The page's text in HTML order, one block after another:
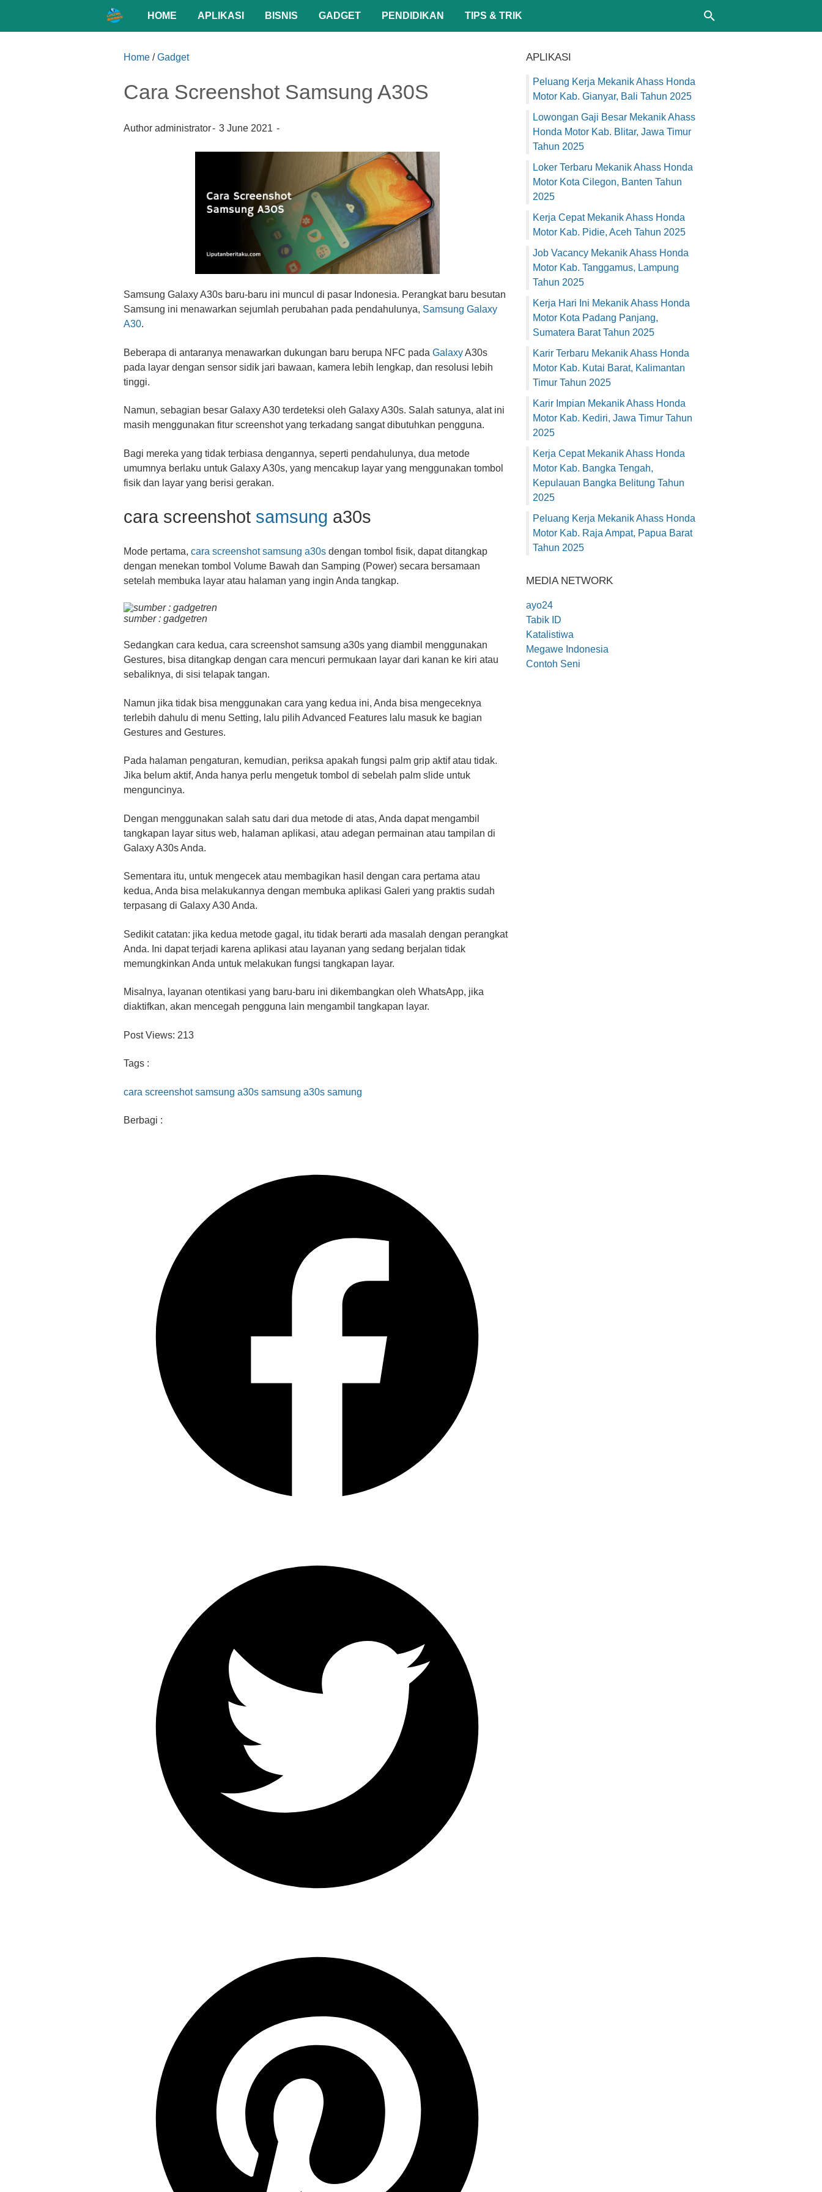
HOME APLIKASI BISNIS GADGET PENDIDIKAN TIPS & TRIK
Home /Gadget
Cara Screenshot Samsung A30S
Author administrator 3 June 2021
Samsung Galaxy A30s baru-baru ini muncul di pasar Indonesia. Perangkat baru besutan
Samsung ini menawarkan sejumlah perubahan pada pendahulunya, Samsung Galaxy
A30.
Beberapa di antaranya menawarkan dukungan baru berupa NFC pada GalaxyA30s
pada layar dengan sensor sidik jari bawaan, kamera lebih lengkap, dan resolusi lebih
tinggi.
Namun, sebagian besar Galaxy A30 terdeteksi oleh Galaxy A30s. Salah satunya, alat ini
masih menggunakan fitur screenshot yang terkadang sangat dibutuhkan pengguna.
Bagi mereka yang tidak terbiasa dengannya, seperti pendahulunya, dua metode
umumnya berlaku untuk Galaxy A30s, yang mencakup layar yang menggunakan tombol
fisik dan layar yang berisi gerakan.
cara screenshot samsung a30s
Mode pertama, cara screenshot samsung a30s dengan tombol fisik, dapat ditangkap
dengan menekan tombol Volume Bawah dan Samping (Power) secara bersamaan
setelah membuka layar atau halaman yang ingin Anda tangkap.
sumber : gadgetren
Sedangkan cara kedua, cara screenshot samsung a30s yang diambil menggunakan
Gestures, bisa ditangkap dengan cara mencuri permukaan layar dari kanan ke kiri atau
sebaliknya, di sisi telapak tangan.
Namun jika tidak bisa menggunakan cara yang kedua ini, Anda bisa mengeceknya
terlebih dahulu di menu Setting, lalu pilih Advanced Features lalu masuk ke bagian
Gestures and Gestures.
Pada halaman pengaturan, kemudian, periksa apakah fungsi palm grip aktif atau tidak.
Jika belum aktif, Anda hanya perlu mengetuk tombol di sebelah palm slide untuk
menguncinya.
Dengan menggunakan salah satu dari dua metode di atas, Anda dapat mengambil
tangkapan layar situs web, halaman aplikasi, atau adegan permainan atau tampilan di
Galaxy A30s Anda.
Sementara itu, untuk mengecek atau membagikan hasil dengan cara pertama atau
kedua, Anda bisa melakukannya dengan membuka aplikasi Galeri yang praktis sudah
terpasang di Galaxy A30 Anda.
Sedikit catatan: jika kedua metode gagal, itu tidak berarti ada masalah dengan perangkat
Anda. Ini dapat terjadi karena aplikasi atau layanan yang sedang berjalan tidak
memungkinkan Anda untuk melakukan fungsi tangkapan layar.
Misalnya, layanan otentikasi yang baru-baru ini dikembangkan oleh WhatsApp, jika
diaktifkan, akan mencegah pengguna lain mengambil tangkapan layar.
Post Views: 213
Tags :
cara screenshot samsung a30s samsung a30s samung
Berbagi :
APLIKASI
Peluang Kerja Mekanik Ahass Honda
Motor Kab. Gianyar, Bali Tahun 2025
Lowongan Gaji Besar Mekanik Ahass
Honda Motor Kab. Blitar, Jawa Timur
Tahun 2025
Loker Terbaru Mekanik Ahass Honda
Motor Kota Cilegon, Banten Tahun
2025
Kerja Cepat Mekanik Ahass Honda
Motor Kab. Pidie, Aceh Tahun 2025
Job Vacancy Mekanik Ahass Honda
Motor Kab. Tanggamus, Lampung
Tahun 2025
Kerja Hari Ini Mekanik Ahass Honda
Motor Kota Padang Panjang,
Sumatera Barat Tahun 2025
Karir Terbaru Mekanik Ahass Honda
Motor Kab. Kutai Barat, Kalimantan
Timur Tahun 2025
Karir Impian Mekanik Ahass Honda
Motor Kab. Kediri, Jawa Timur Tahun
2025
Kerja Cepat Mekanik Ahass Honda
Motor Kab. Bangka Tengah,
Kepulauan Bangka Belitung Tahun
2025
Peluang Kerja Mekanik Ahass Honda
Motor Kab. Raja Ampat, Papua Barat
Tahun 2025
MEDIA NETWORK
ayo24
Tabik ID
Katalistiwa
Megawe Indonesia
Contoh Seni